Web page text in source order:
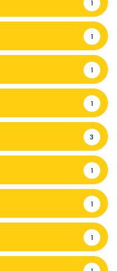
1
1
1
1
3
1
1
1